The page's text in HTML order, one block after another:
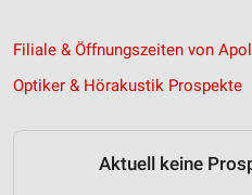
Filiale & Öffnungszeiten von
Optiker & Hörakustik Prospekte
Aktuell keine